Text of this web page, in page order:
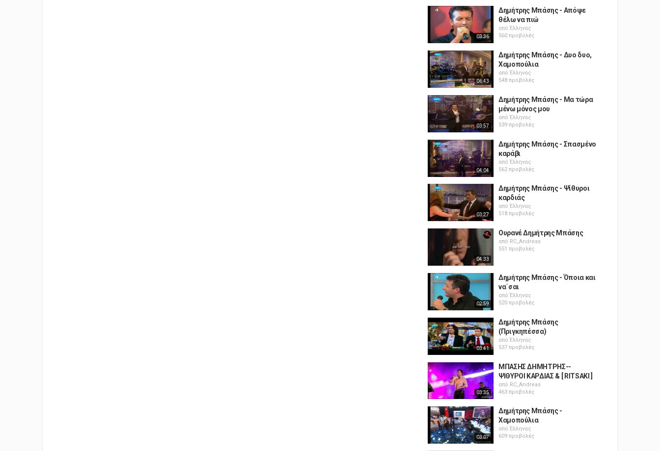
03:36
Δημήτρης Μπάσης - Απόψε
θέλω να πιώ
απόΈλληνας
560 προβολές
06:43
Δημήτρης Μπάσης - Δυο δυο,
Χαμοπούλια
απόΈλληνας
548 προβολές
03:57
Δημήτρης Μπάσης - Μα τώρα
μένω μόνος μου
απόΈλληνας
539 προβολές
04:04
Δημήτρης Μπάσης - Σπασμένο
καράβι
απόΈλληνας
562 προβολές
03:27
Δημήτρης Μπάσης - Ψίθυροι
καρδιάς
απόΈλληνας
518 προβολές
04:33
Ουρανέ Δημήτρης Μπάσης
από RC_Andreas
551 προβολές
02:59
Δημήτρης Μπάσης - Όποια και
να΄σαι
απόΈλληνας
520 προβολές
03:41
Δημήτρης Μπάσης
(Πριγκηπέσσα)
απόΈλληνας
537 προβολές
03:35
ΜΠΑΣΗΣ ΔΗΜΗΤΡΗΣ--
ΨΙΘΥΡΟΙ ΚΑΡΔΙΑΣ & [ RITSAKI ]
από RC_Andreas
463 προβολές
03:07
Δημήτρης Μπάσης -
Χαμοπούλια
απόΈλληνας
609 προβολές